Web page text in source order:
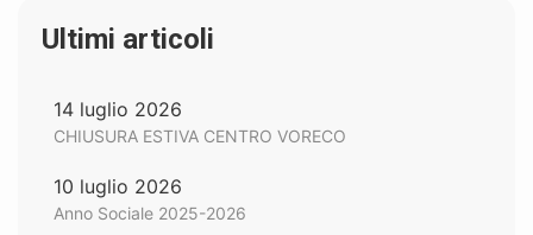
Ultimi articoli
14 luglio 2026
CHIUSURA ESTIVA CENTRO VORECO
10 luglio 2026
Anno Sociale 2025-2026